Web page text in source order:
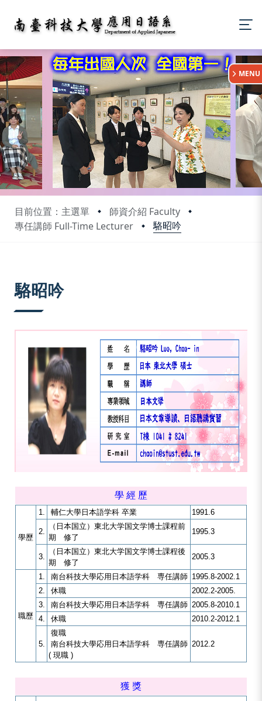
目前位置：主選單
師資介紹 Faculty
專任講師 Full-Time Lecturer
駱昭吟
:::
MENU
駱昭吟
學 經 歷
學歷
1. 輔仁大學日本語学科 卒業 1991.6
2.
（日本国立）東北大学国文学博士課程前
期 修了
1995.3
3.
（日本国立）東北大学国文学博士課程後
期 修了
2005.3
職歷
1. 南台科技大學応用日本語学科 専任講師 1995.8-2002.1
2.
休職
2002.2-2005.
3.
南台科技大學応用日本語学科 専任講師 2005.8-2010.1
4.
休職 2010.2-2012.1
5.
復職
南台科技大學応用日本語学科 専任講師
( 現職 )
2012.2
獲 獎